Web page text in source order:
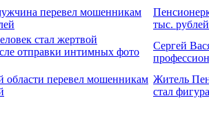
перевел мошенникам
тыс.
стал жертвой
отправки интимных фото
Сергей
области перевел мошенникам Житель
стал